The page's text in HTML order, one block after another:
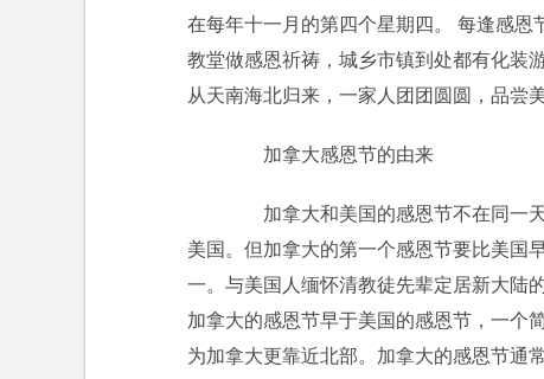
在每年十一月的第四个星期四。 每逢感
教堂做感恩祈祷，城乡市镇到处都有化装
从天南海北归来，一家人团团圆圆，品尝
加拿大感恩节的由来
加拿大和美国的感恩节不在同一天
美国。但加拿大的第一个感恩节要比美国
一。与美国人缅怀清教徒先辈定居新大陆
加拿大的感恩节早于美国的感恩节，一个
为加拿大更靠近北部。加拿大的感恩节通